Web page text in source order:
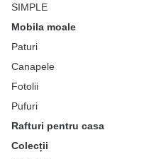
SIMPLE
Mobila moale
Paturi
Canapele
Fotolii
Pufuri
Rafturi pentru casa
Colecții